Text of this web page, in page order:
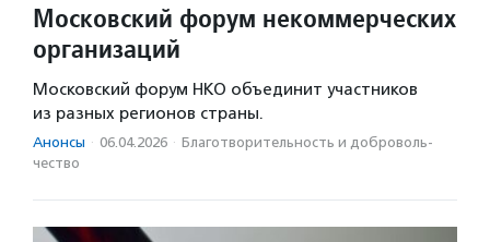
Московский форум некоммерческих
организаций
Московский форум НКО объединит участников
из разных регионов страны.
Анонсы · 06.04.2026 · Благотвори­тель­ность и доброволь­
чест­во